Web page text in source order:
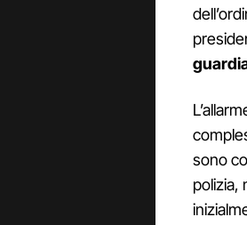
sono
polizia,